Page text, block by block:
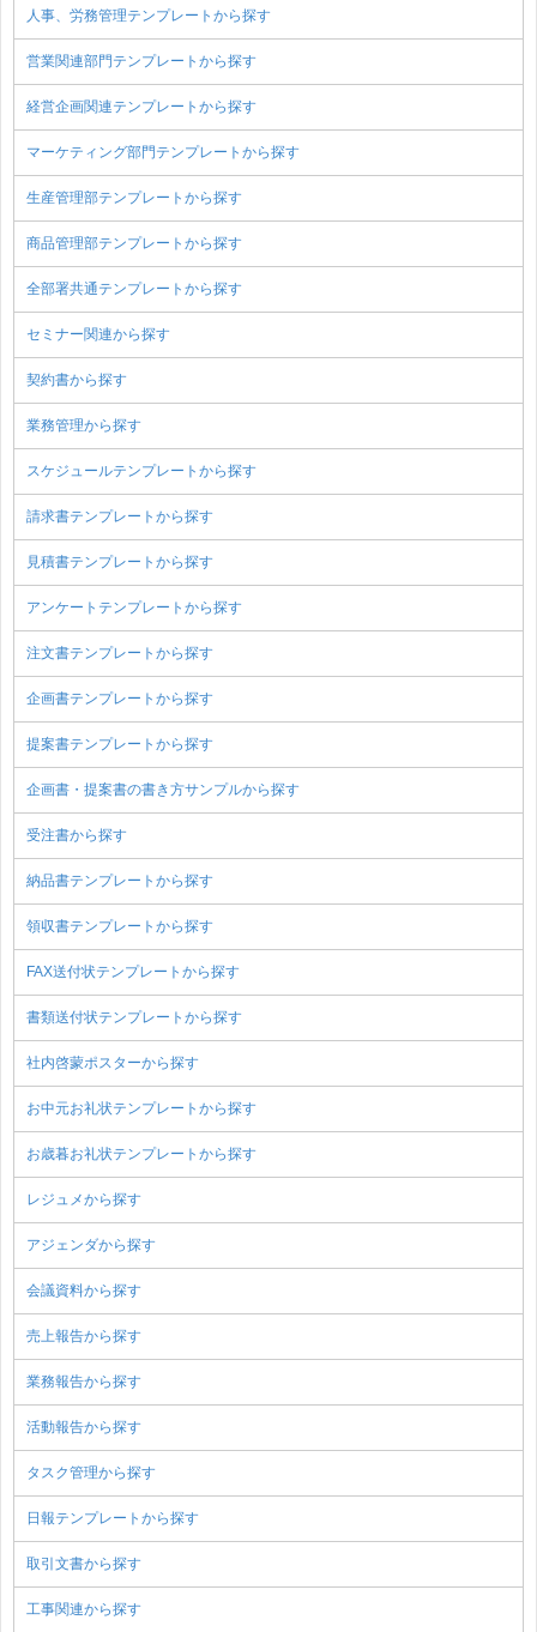
人事、労務管理テンプレートから探す
営業関連部門テンプレートから探す
経営企画関連テンプレートから探す
マーケティング部門テンプレートから探す
生産管理部テンプレートから探す
商品管理部テンプレートから探す
全部署共通テンプレートから探す
セミナー関連から探す
契約書から探す
業務管理から探す
スケジュールテンプレートから探す
請求書テンプレートから探す
見積書テンプレートから探す
アンケートテンプレートから探す
注文書テンプレートから探す
企画書テンプレートから探す
提案書テンプレートから探す
企画書・提案書の書き方サンプルから探す
受注書から探す
納品書テンプレートから探す
領収書テンプレートから探す
FAX送付状テンプレートから探す
書類送付状テンプレートから探す
社内啓蒙ポスターから探す
お中元お礼状テンプレートから探す
お歳暮お礼状テンプレートから探す
レジュメから探す
アジェンダから探す
会議資料から探す
売上報告から探す
業務報告から探す
活動報告から探す
タスク管理から探す
日報テンプレートから探す
取引文書から探す
工事関連から探す